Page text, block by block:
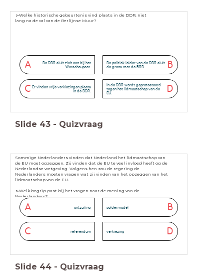
▻Welke historische gebeurtenis vind plaats in de DDR, niet
lang na de val van de Berlijnse Muur?
A
De DDR sluit zich aan bij het
Warschaupact.
B
De politiek leider van de DDR sluit
de grens met de BRD.
C Er vinden vrije verkiezingen plaats
in de DDR.
D
In de DDR wordt geprotesteerd
tegen het lidmaatschap van de
EU.
Slide 43 - Quizvraag
Sommige Nederlanders vinden dat Nederland het lidmaatschap van
de EU moet opzeggen. Zij vinden dat de EU te veel invloed heeft op de
Nederlandse wetgeving. Volgens hen zou de regering de
Nederlanders moeten vragen wat zij vinden van het opzeggen van het
lidmaatschap van de EU.
▻Welk begrip past bij het vragen naar de mening van de
Nederlanders?
A ontzuiling B
poldermodel
C referendum D
verkiezing
Slide 44 - Quizvraag